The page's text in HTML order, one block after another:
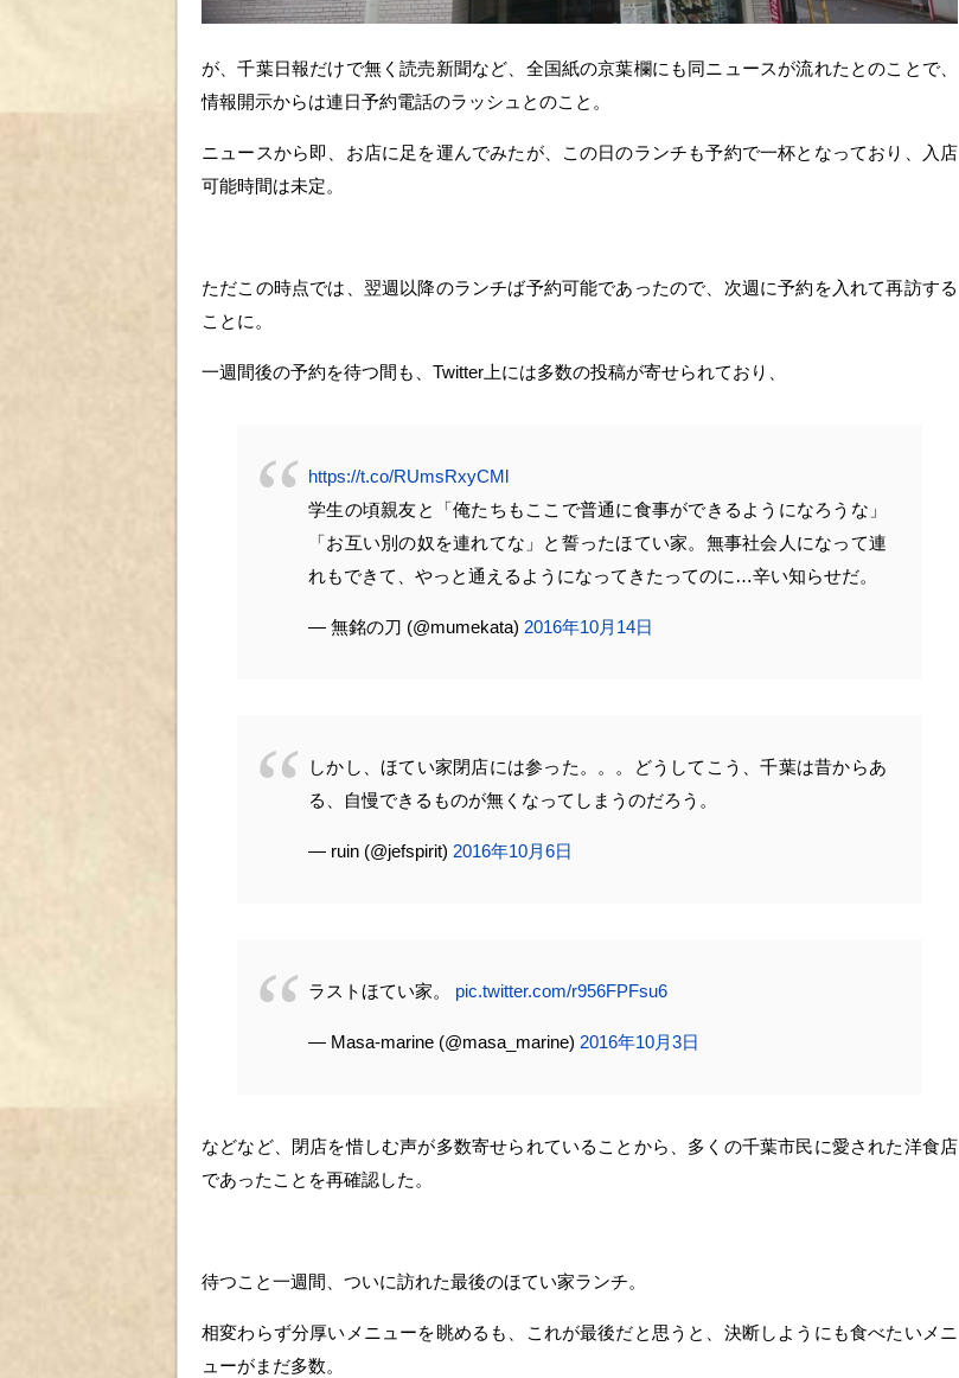
が、千葉日報だけで無く読売新聞など、全国紙の京葉欄にも同ニュースが流れたとのことで、
情報開示からは連日予約電話のラッシュとのこと。
ニュースから即、お店に足を運んでみたが、この日のランチも予約で一杯となっており、入店
可能時間は未定。
ただこの時点では、翌週以降のランチば予約可能であったので、次週に予約を入れて再訪する
ことに。
一週間後の予約を待つ間も、Twitter上には多数の投稿が寄せられており、
https://t.co/RUmsRxyCMl
学生の頃親友と「俺たちもここで普通に食事ができるようになろうな」
「お互い別の奴を連れてな」と誓ったほてい家。無事社会人になって連
れもできて、やっと通えるようになってきたってのに…辛い知らせだ。
— 無銘の刀 (@mumekata) 2016年10月14日
しかし、ほてい家閉店には参った。。。どうしてこう、千葉は昔からあ
る、自慢できるものが無くなってしまうのだろう。
— ruin (@jefspirit) 2016年10月6日
ラストほてい家。 pic.twitter.com/r956FPFsu6
— Masa-marine (@masa_marine) 2016年10月3日
などなど、閉店を惜しむ声が多数寄せられていることから、多くの千葉市民に愛された洋食店
であったことを再確認した。
待つこと一週間、ついに訪れた最後のほてい家ランチ。
相変わらず分厚いメニューを眺めるも、これが最後だと思うと、決断しようにも食べたいメニ
ューがまだ多数。